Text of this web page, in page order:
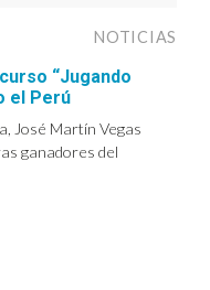
NOTICIAS
“Jugando
el Perú
José Martín Vegas
ganadores del